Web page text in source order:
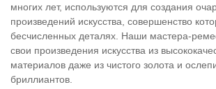
многих лет, используются для создания
произведений искусства, совершенство
бесчисленных деталях. Наши мастера-
свои произведения искусства из
материалов даже из чистого золота и
бриллиантов.